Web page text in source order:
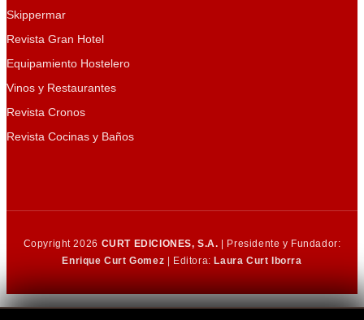
Skippermar
Revista Gran Hotel
Equipamiento Hostelero
Vinos y Restaurantes
Revista Cronos
Revista Cocinas y Baños
Copyright 2026 CURT EDICIONES, S.A. | Presidente y Fundador:
Enrique Curt Gomez | Editora: Laura Curt Iborra